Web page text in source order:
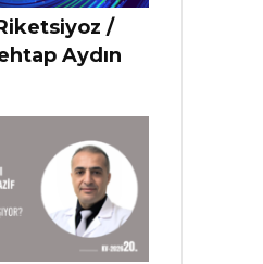
/
Aydın